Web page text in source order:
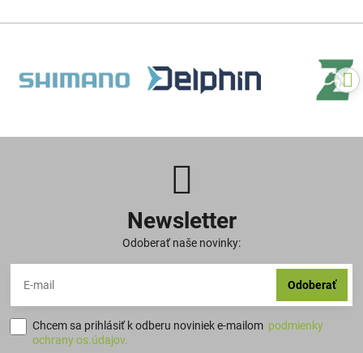
Newsletter
Odoberať naše novinky:
Odoberať
Chcem sa prihlásiť k odberu noviniek e-mailom podmienky
ochrany os.údajov.